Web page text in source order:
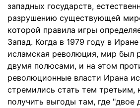
западных государств,
разрушению существующей
которой правила игры
Запад. Когда в 1979 году в
исламская революция, мир был
двумя полюсами, и на этом
революционные власти Ирана
стремились стать тем третьим,
получить выгоды там, где "двое